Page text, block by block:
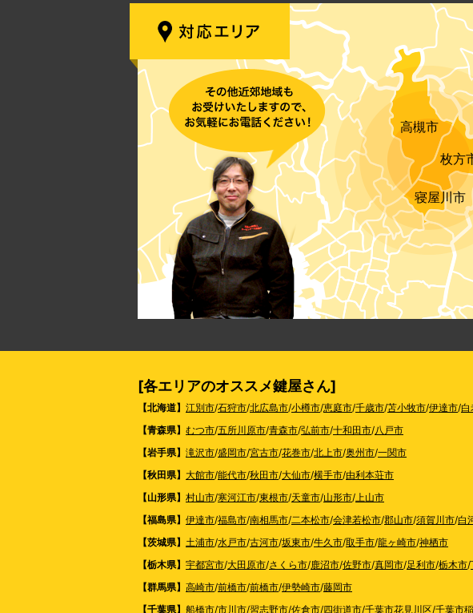
高槻市
枚方
寝屋川市
[各エリアのオススメ鍵屋さん]
【北海道】 江別市/石狩市/北広島市/小樽市/恵庭市/千歳市/苫小牧市/伊達市/白
【青森県】 むつ市/五所川原市/青森市/弘前市/十和田市/八戸市
【岩手県】 滝沢市/盛岡市/宮古市/花巻市/北上市/奥州市/一関市
【秋田県】 大館市/能代市/秋田市/大仙市/横手市/由利本荘市
【山形県】 村山市/寒河江市/東根市/天童市/山形市/ 上山市
【福島県】 伊達市/福島市/南相馬市/二本松市/会津若松市/郡山市/須賀川市/白
【茨城県】 土浦市/水戸市/古河市/坂東市/牛久市/取手市/龍ヶ崎市/神栖市
【栃木県】 宇都宮市/大田原市/さくら市/鹿沼市/佐野市/真岡市/足利市/栃木市/
【群馬県】 高崎市/前橋市/前橋市/伊勢崎市/藤岡市
【千葉県】 船橋市/市川市/習志野市/佐倉市/四街道市/千葉市花見川区/千葉市